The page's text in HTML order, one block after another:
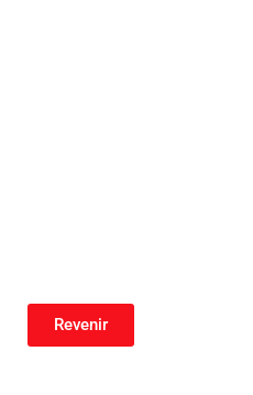
Revenir